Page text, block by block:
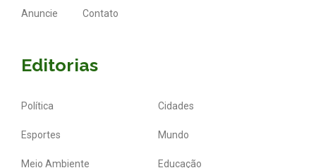
Anuncie Contato
Editorias
Política Cidades
Esportes Mundo
Meio Ambiente Educação